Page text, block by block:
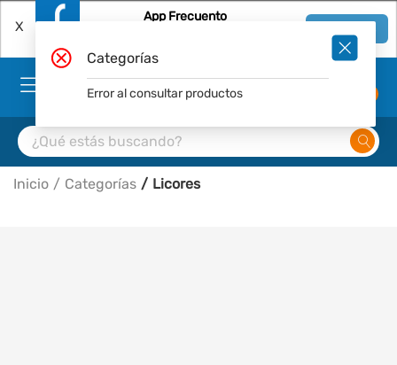
X
App Frecuento
Inicio Categorías Licores
Categorías
Error al consultar productos